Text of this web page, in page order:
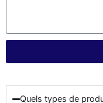
Quels types de